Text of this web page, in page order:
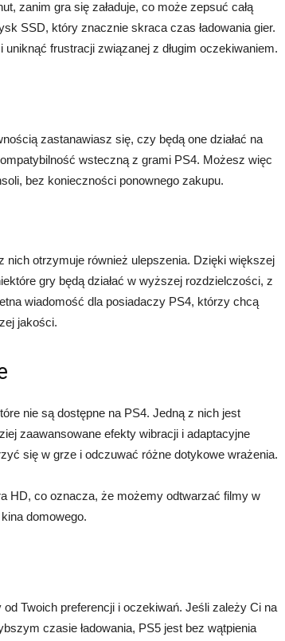
zanim gra się załaduje, co może zepsuć całą
SSD, który znacznie skraca czas ładowania gier.
frustracji związanej z długim oczekiwaniem.
zastanawiasz się, czy będą one działać na
wsteczną z grami PS4. Możesz więc
bez konieczności ponownego zakupu.
otrzymuje również ulepszenia. Dzięki większej
gry będą działać w wyższej rozdzielczości, z
wiadomość dla posiadaczy PS4, którzy chcą
jakości.
nie są dostępne na PS4. Jedną z nich jest
zaawansowane efekty wibracji i adaptacyjne
się w grze i odczuwać różne dotykowe wrażenia.
HD, co oznacza, że możemy odtwarzać filmy w
domowego.
Twoich preferencji i oczekiwań. Jeśli zależy Ci na
czasie ładowania, PS5 jest bez wątpienia